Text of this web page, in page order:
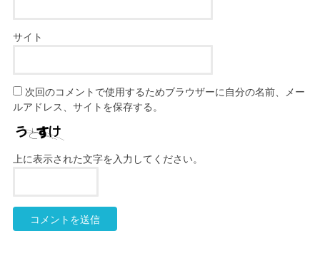
サイト
次回のコメントで使用するためブラウザーに自分の名前、メー
ルアドレス、サイトを保存する。
上に表示された文字を入力してください。